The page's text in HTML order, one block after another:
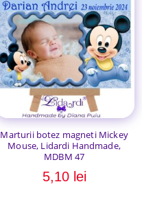
Marturii botez magneti Mickey
Mouse, Lidardi Handmade,
MDBM 47
5,10 lei